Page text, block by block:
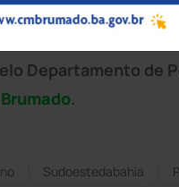
Unidade de
vítima havia perdido
Departamento de
Brumado.
Sudoestedabahia